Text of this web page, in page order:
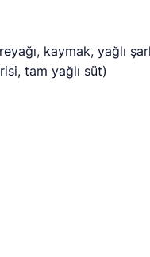
kaymak, yağlı
tam yağlı süt)